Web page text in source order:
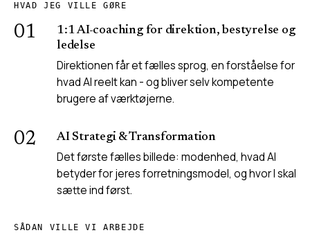
HVAD JEG VILLE GØRE
01
1:1 AI-coaching for direktion, bestyrelse og
ledelse
Direktionen får et fælles sprog, en forståelse for
hvad AI reelt kan - og bliver selv kompetente
brugere af værktøjerne.
02 AI Strategi & Transformation
Det første fælles billede: modenhed, hvad AI
betyder for jeres forretningsmodel, og hvor I skal
sætte ind først.
SÅDAN VILLE VI ARBEJDE